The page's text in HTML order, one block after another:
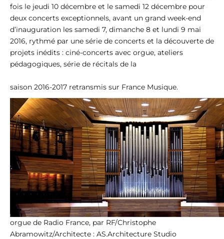
fois le jeudi 10 décembre et le samedi 12 décembre pour
deux concerts exceptionnels, avant un grand week-end
d’inauguration les samedi 7, dimanche 8 et lundi 9 mai
2016, rythmé par une série de concerts et la découverte de
projets inédits : ciné-concerts avec orgue, ateliers
pédagogiques, série de récitals de la
saison 2016-2017 retransmis sur France Musique.
orgue de Radio France, par RF/Christophe
Abramowitz/Architecte : AS.Architecture Studio